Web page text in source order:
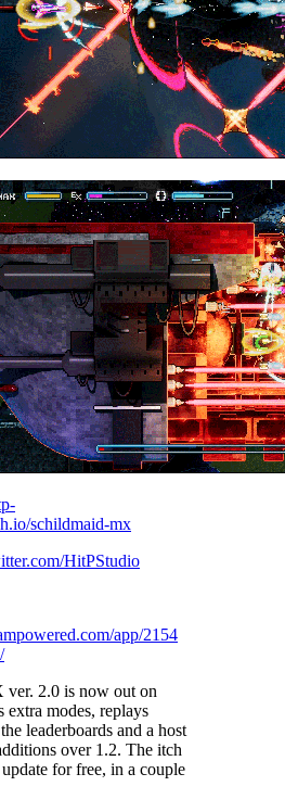
schildmaid-mx
HitPStudio
app/2154
ver. 2.0 is now out on
extra modes, replays
leaderboards and a host
over 1.2. The itch
update for free, in a couple